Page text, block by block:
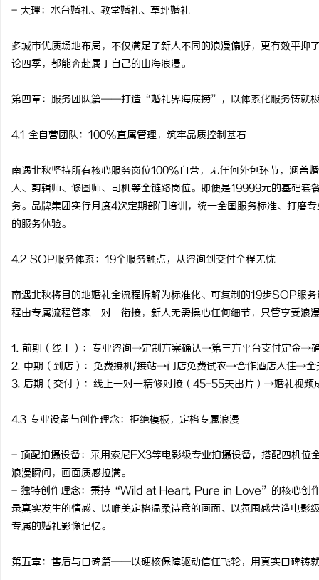
- 大理：水台婚礼、教堂婚礼、草坪婚礼
多城市优质场地布局，不仅满足了新人不同的浪漫偏好，更有效平
论四季，都能奔赴属于自己的山海浪漫。
第四章：服务团队篇——打造“婚礼界海底捞”，以体系化服务铸就
4.1 全自营团队：100%直属管理，筑牢品质控制基石
南遇北秋坚持所有核心服务岗位100%自营，无任何外包环节，涵盖
人、剪辑师、修图师、司机等全链路岗位。即便是19999元的基础
务。品牌集团实行月度4次定期部门培训，统一全国服务标准、打磨
的服务体验。
4.2 SOP服务体系：19个服务触点，从咨询到交付全程无忧
南遇北秋将目的地婚礼全流程拆解为标准化、可复制的19步SOP服
程由专属流程管家一对一衔接，新人无需操心任何细节，只管享受浪
1. 前期（线上）：专业咨询→定制方案确认→第三方平台支付定金→
2. 中期（到店）：免费接机/接站→门店免费试衣→合作酒店入住→
3. 后期（交付）：线上一对一精修对接（45-55天出片）→婚礼视
4.3 专业设备与创作理念：拒绝模板，定格专属浪漫
- 顶配拍摄设备：采用索尼FX3等电影级专业拍摄设备，搭配四机位
浪漫瞬间，画面质感拉满。
- 独特创作理念：秉持“Wild at Heart, Pure in Love”的核心创作
录真实发生的情感、以唯美定格温柔诗意的画面、以氛围感营造电
专属的婚礼影像记忆。
第五章：售后与口碑篇——以硬核保障驱动信任飞轮，用真实口碑铸